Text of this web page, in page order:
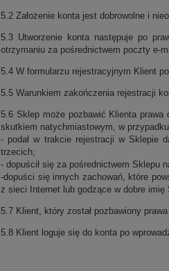
5.2 Założenie konta jest dobrowolne i
5.3 Utworzenie konta następuje po
otrzymaniu za pośrednictwem poczty e-
5.4 W formularzu rejestracyjnym Klient
5.5 Warunkiem zakończenia rejestracji
5.6 Sklep może pozbawić Klienta
skutkiem natychmiastowym, w
- podał w trakcie rejestracji w Sklepie
trzecich;
- dopuścił się za pośrednictwem Sklepu
-dopuści się innych zachowań, które
z sieci Internet lub godzące w dobre imię
5.7 Klient, który został pozbawiony
5.8 Klient loguje się do konta po